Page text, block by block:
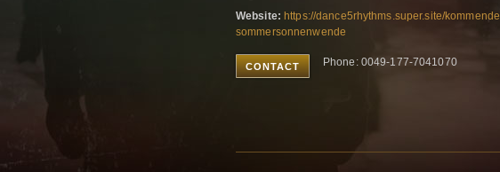
Website: https://dance5rhythms.super.site/
sommersonnenwende
CONTACT Phone: 0049-177-7041070